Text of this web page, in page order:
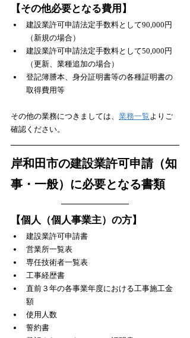
【その他必要となる費用】
建設業許可申請法定手数料として90,000円
（新規の場合）
建設業許可申請法定手数料として50,000円
（更新、業種追加の場合）
登記簿謄本、身分証明書等の各種証明書の
取得費用等
​その他の業務につきましては、 業務一覧よりご
確認ください。
岸和田市の建設業許可申請（知
事・一般）に必要となる書類
【個人（個人事業主）の方】
建設業許可申請書
営業所一覧表
専任技術者一覧表
工事経歴書
直前３年の各事業年度における工事施工金
額
使用人数
誓約書